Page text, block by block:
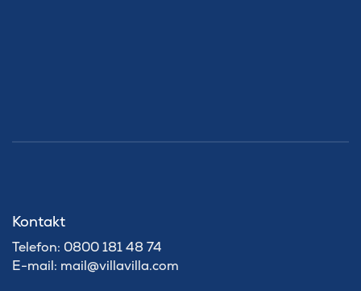
Kontakt
Telefon: 0800 181 48 74
E-mail: mail@villavilla.com